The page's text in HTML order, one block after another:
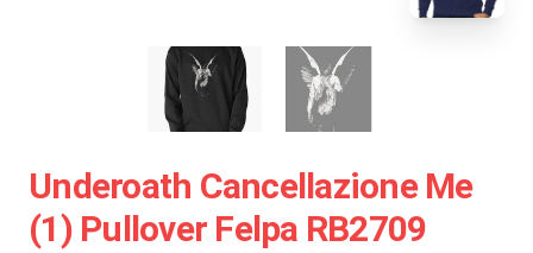
Underoath Cancellazione Me
(1) Pullover Felpa RB2709